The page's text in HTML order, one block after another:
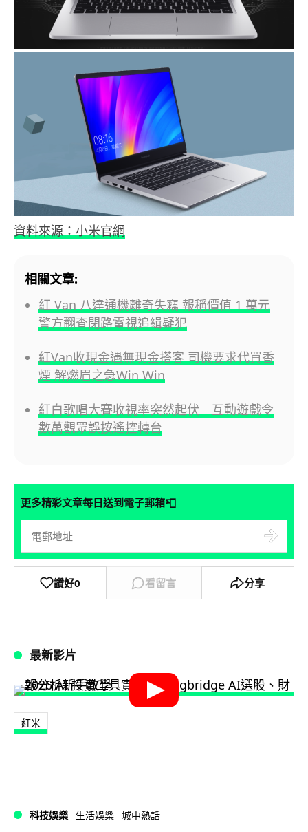
資料來源：小米官網
相關文章:
紅 Van 八達通機離奇失竊 報稱價值 1 萬元
警方翻查閉路電視追緝疑犯
紅Van收現金遇無現金搭客 司機要求代買香
煙 解燃眉之急Win Win
紅白歌唱大賽收視率突然起伏 互動遊戲令
數萬觀眾誤按遙控轉台
更多精彩文章每日送到電子郵箱📮
讚好0 看留言 分享
最新影片
紅米
科技娛樂 生活娛樂 城中熱話